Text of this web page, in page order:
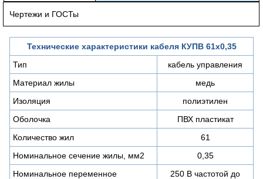
Чертежи и ГОСТы
Технические характеристики кабеля КУПВ 61х0,35
Тип
кабель управления
Материал жилы
медь
Изоляция
полиэтилен
Оболочка
ПВХ пластикат
Количество жил
61
Номинальное сечение жилы, мм2
0,35
Номинальное переменное
250 В частотой до